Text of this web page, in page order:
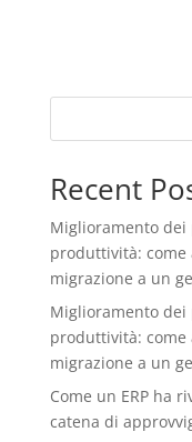
Recent
Miglioramento dei
produttività: come
migrazione a un
Miglioramento dei
produttività: come
migrazione a un
Come un ERP ha
catena di